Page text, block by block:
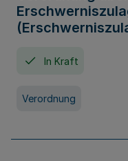
In Kraft
Verordnung